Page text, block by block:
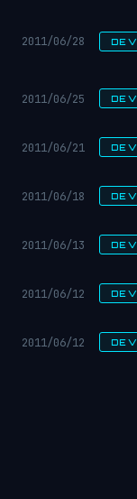
2011/06/28 DEV
2011/06/25 DEV
2011/06/21 DEV
2011/06/18 DEV
2011/06/13 DEV
2011/06/12 DEV
2011/06/12 DEV